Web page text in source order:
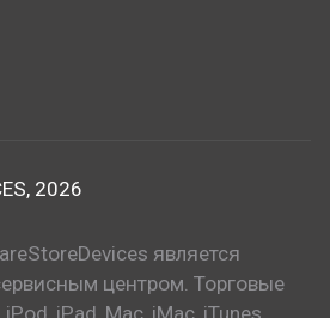
2026
является
центром. Торговые
iPad, Mac, iMac, iTunes,